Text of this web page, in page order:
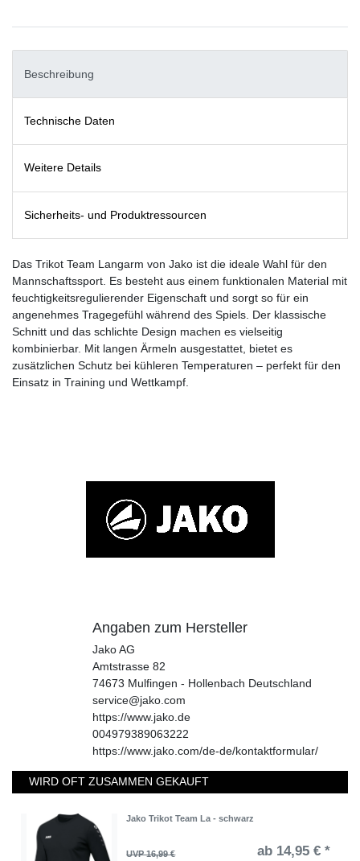
Beschreibung
Technische Daten
Weitere Details
Sicherheits- und Produktressourcen
Das Trikot Team Langarm von Jako ist die ideale Wahl für den
Mannschaftssport. Es besteht aus einem funktionalen Material mit
feuchtigkeitsregulierender Eigenschaft und sorgt so für ein
angenehmes Tragegefühl während des Spiels. Der klassische
Schnitt und das schlichte Design machen es vielseitig
kombinierbar. Mit langen Ärmeln ausgestattet, bietet es
zusätzlichen Schutz bei kühleren Temperaturen – perfekt für den
Einsatz in Training und Wettkampf.
Angaben zum Hersteller
Jako AG
Amtstrasse 82
74673 Mulfingen - Hollenbach Deutschland
service@jako.com
https://www.jako.de
004979389063222
https://www.jako.com/de-de/kontaktformular/
WIRD OFT ZUSAMMEN GEKAUFT
Jako Trikot Team La - schwarz
UVP 16,99 € ab 14,95 € *